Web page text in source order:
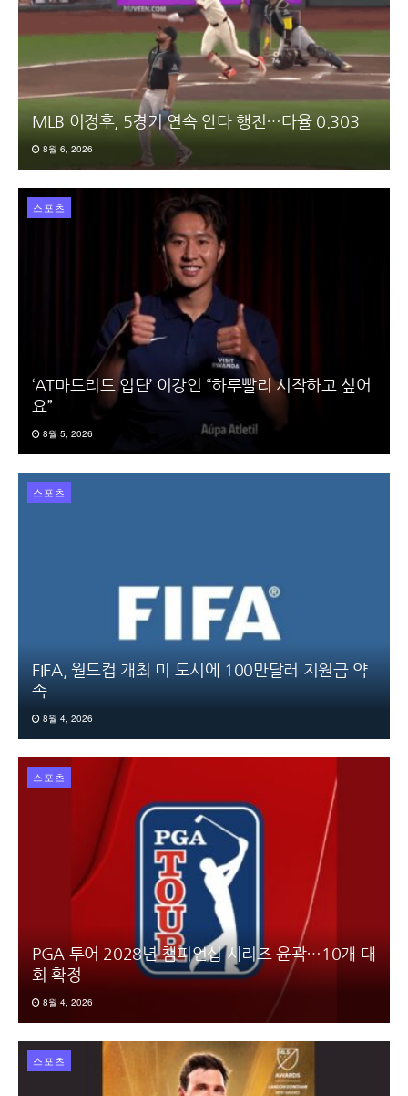
MLB 이정후, 5경기 연속 안타 행진…타율 0.303
8월 6, 2026
스포츠
‘AT마드리드 입단’ 이강인 “하루빨리 시작하고 싶어
요”
8월 5, 2026
스포츠
FIFA, 월드컵 개최 미 도시에 100만달러 지원금 약
속
8월 4, 2026
스포츠
PGA 투어 2028년 챔피언십 시리즈 윤곽…10개 대
회 확정
8월 4, 2026
스포츠